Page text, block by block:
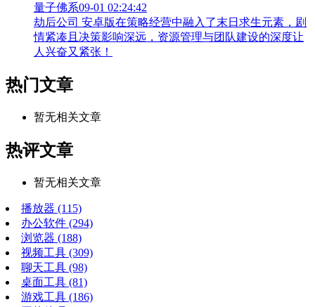
量子佛系09-01 02:24:42
劫后公司 安卓版在策略经营中融入了末日求生元素，剧
情紧凑且决策影响深远，资源管理与团队建设的深度让
人兴奋又紧张！
热门文章
暂无相关文章
热评文章
暂无相关文章
播放器 (115)
办公软件 (294)
浏览器 (188)
视频工具 (309)
聊天工具 (98)
桌面工具 (81)
游戏工具 (186)